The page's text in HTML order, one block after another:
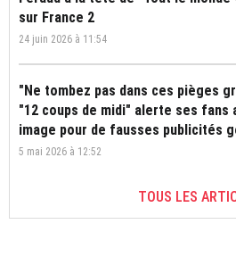
sur France 2
24 juin 2026 à 11:54
"Ne tombez pas dans ces pièges
"12 coups de midi" alerte ses fans
image pour de fausses publicités
5 mai 2026 à 12:52
TOUS LES